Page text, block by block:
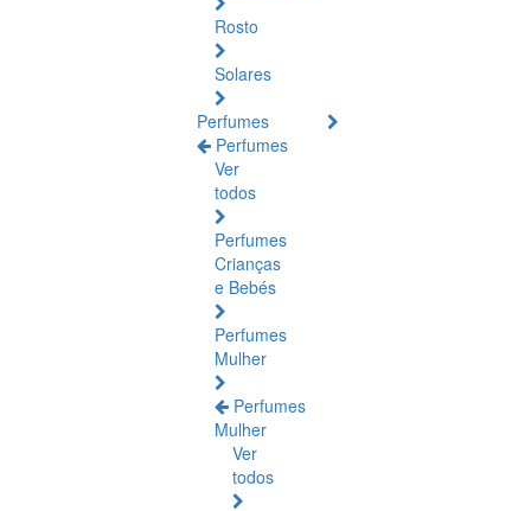
Rosto
Solares
Perfumes
Perfumes
Ver
todos
Perfumes
Crianças
e Bebés
Perfumes
Mulher
Perfumes
Mulher
Ver
todos